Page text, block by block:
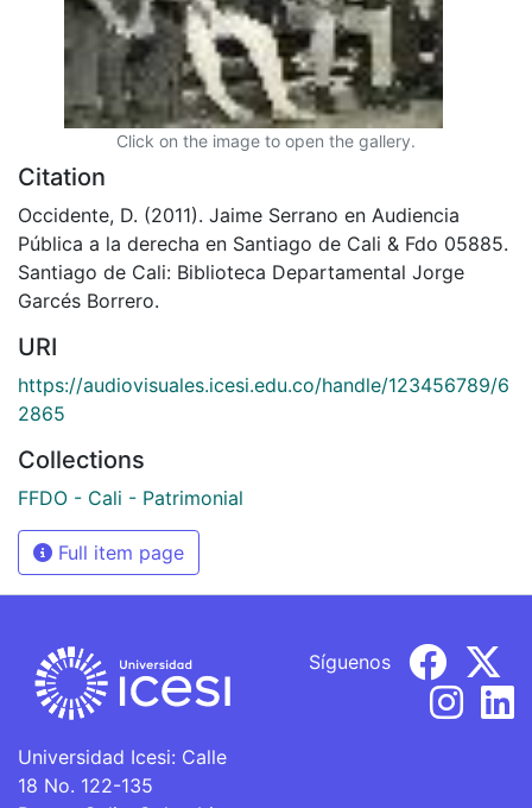
Click on the image to open the gallery.
Citation
Occidente, D. (2011). Jaime Serrano en Audiencia
Pública a la derecha en Santiago de Cali & Fdo 05885.
Santiago de Cali: Biblioteca Departamental Jorge
Garcés Borrero.
URI
https://audiovisuales.icesi.edu.co/handle/123456789/6
2865
Collections
FFDO - Cali - Patrimonial
Full item page
Universidad Icesi: Calle
18 No. 122-135
Síguenos